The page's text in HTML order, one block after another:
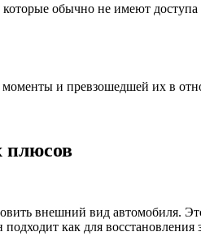
обычно не имеют доступа
и превзошедшей их в
плюсов
внешний вид автомобиля.
как для восстановления